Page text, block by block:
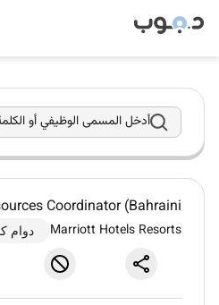
أدخل المسمى الوظيفي أو
Coordinator (Bahraini)
Marriott Hotels Resorts دوام